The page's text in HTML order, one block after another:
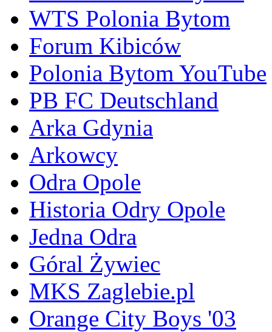
WTS Polonia Bytom
Forum Kibiców
Polonia Bytom YouTube
PB FC Deutschland
Arka Gdynia
Arkowcy
Odra Opole
Historia Odry Opole
Jedna Odra
Góral Żywiec
MKS Zaglebie.pl
Orange City Boys '03